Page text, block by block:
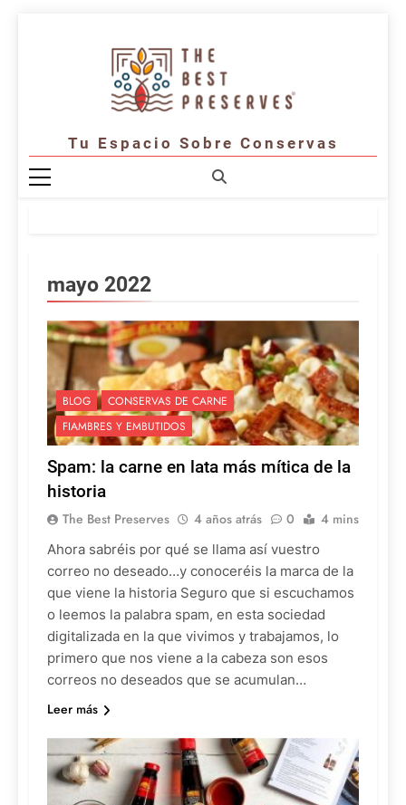
Tu Espacio Sobre Conservas
mayo 2022
BLOG
CONSERVAS DE CARNE
FIAMBRES Y EMBUTIDOS
Spam: la carne en lata más mítica de la
historia
The Best Preserves 4 años atrás 0 4 mins
Ahora sabréis por qué se llama así vuestro
correo no deseado…y conoceréis la marca de la
que viene la historia Seguro que si escuchamos
o leemos la palabra spam, en esta sociedad
digitalizada en la que vivimos y trabajamos, lo
primero que nos viene a la cabeza son esos
correos no deseados que se acumulan…
Leer más